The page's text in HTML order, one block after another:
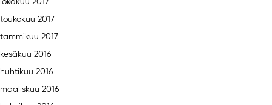
lokakuu 2017
toukokuu 2017
tammikuu 2017
kesäkuu 2016
huhtikuu 2016
maaliskuu 2016